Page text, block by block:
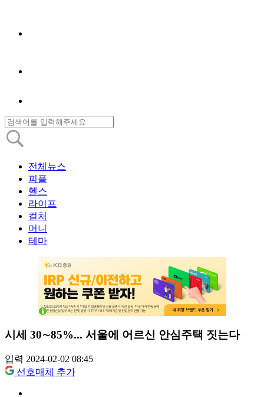
전체뉴스
피플
헬스
라이프
컬처
머니
테마
시세 30∼85%... 서울에 어르신 안심주택 짓는다
입력 2024-02-02 08:45
선호매체 추가